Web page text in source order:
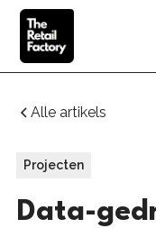
Alle artikels
Projecten
Data-